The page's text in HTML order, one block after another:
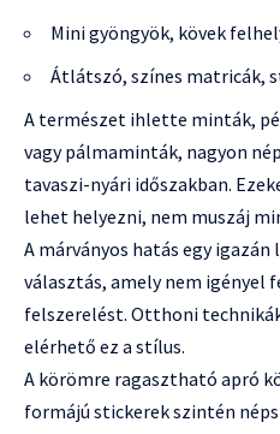
Mini gyöngyök, kövek
Átlátszó, színes matricák,
A természet ihlette minták,
vagy pálmaminták, nagyon
tavaszi-nyári időszakban.
lehet helyezni, nem muszáj
A márványos hatás egy
választás, amely nem
felszerelést. Otthoni
elérhető ez a stílus.
A körömre ragasztható apró
formájú stickerek szintén